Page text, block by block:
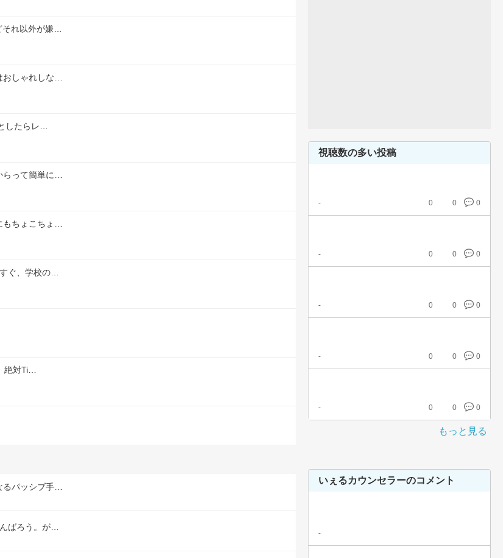
れ以外が嫌…
しゃれしな…
したらレ…
って簡単に…
ちょこちょ…
ぐ、学校の…
絶対Ti…
パッシブ手…
ばろう。が…
視聴数の多い投稿
- 0 0 0
- 0 0 0
- 0 0 0
- 0 0 0
- 0 0 0
もっと見る
いぇるカウンセラーのコメント
-